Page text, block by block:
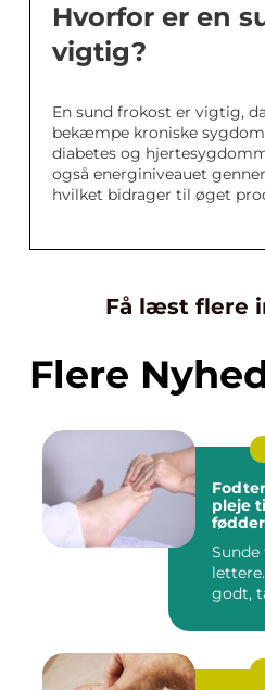
Hvorfor er en
vigtig?
En sund frokost er vigtig,
bekæmpe kroniske
diabetes og
også energiniveauet
hvilket bidrager til øget
Få læst flere
Flere
pleje
fødder
godt,